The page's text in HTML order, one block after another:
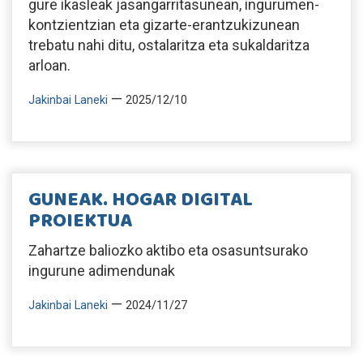
gure ikasleak jasangarritasunean, ingurumen-
kontzientzian eta gizarte-erantzukizunean
trebatu nahi ditu, ostalaritza eta sukaldaritza
arloan.
Jakinbai Laneki — 2025/12/10
GUNEAK. HOGAR DIGITAL
PROIEKTUA
Zahartze baliozko aktibo eta osasuntsurako
ingurune adimendunak
Jakinbai Laneki — 2024/11/27